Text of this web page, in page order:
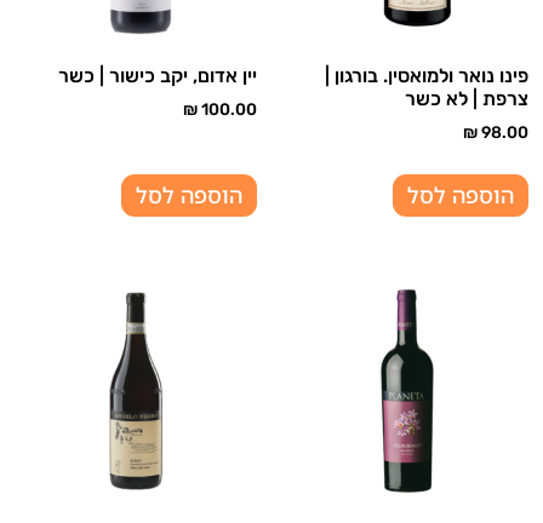
פינו נואר ולמואסין. בורגון |
צרפת | לא כשר
₪98.00
הוספה לסל
יין אדום, יקב כישור | כשר
₪100.00
הוספה לסל